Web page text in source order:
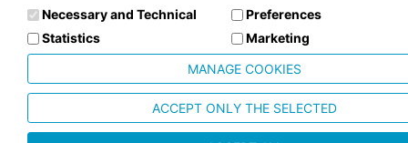
Necessary and Technical
Preferences
Statistics
Marketing
MANAGE COOKIES
ACCEPT ONLY THE SELECTED